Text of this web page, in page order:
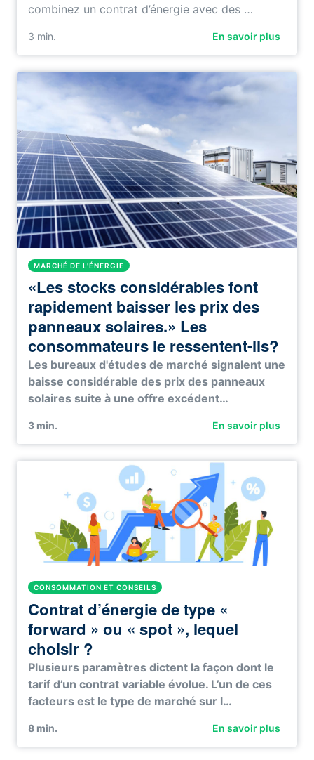
combinez un contrat d’énergie avec des …
3 min. En savoir plus
MARCHÉ DE L'ÉNERGIE
«Les stocks considérables font
rapidement baisser les prix des
panneaux solaires.» Les
consommateurs le ressentent-ils?
Les bureaux d'études de marché signalent une
baisse considérable des prix des panneaux
solaires suite à une offre excédent…
3 min. En savoir plus
CONSOMMATION ET CONSEILS
Contrat d’énergie de type «
forward » ou « spot », lequel
choisir ?
Plusieurs paramètres dictent la façon dont le
tarif d’un contrat variable évolue. L’un de ces
facteurs est le type de marché sur l…
8 min. En savoir plus